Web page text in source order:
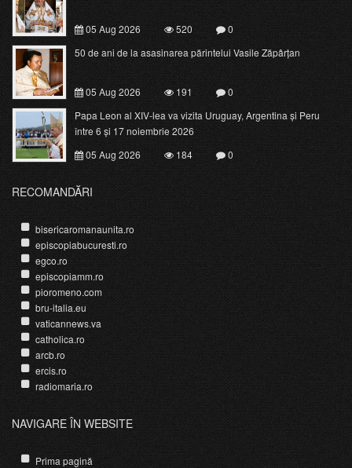
05 Aug 2026 520
0
50 de ani de la asasinarea părintelui Vasile Zăpârțan
05 Aug 2026 191
0
Papa Leon al XIV-lea va vizita Uruguay, Argentina și Peru
între 6 și 17 noiembrie 2026
05 Aug 2026
184 0
RECOMANDĂRI
bisericaromanaunita.ro
episcopiabucuresti.ro
egco.ro
episcopiamm.ro
pioromeno.com
bru-italia.eu
vaticannews.va
catholica.ro
arcb.ro
ercis.ro
radiomaria.ro
NAVIGARE ÎN WEBSITE
Prima pagină